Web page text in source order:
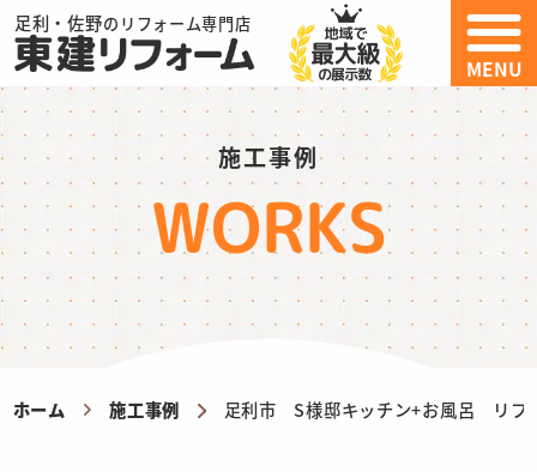
足利・佐野のリフォーム専門店
MENU
施工事例
WORKS
ホーム 施工事例 足利市 S様邸キッチン+お風呂 リフ